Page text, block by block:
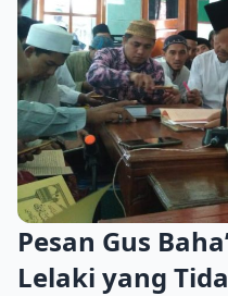
Pesan Gus
Lelaki yang